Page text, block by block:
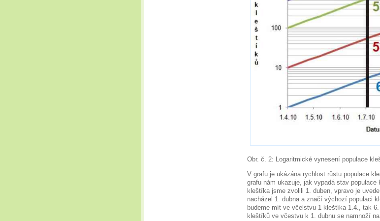
Obr. č. 2: Logaritmické vynesení populace
V grafu je ukázána rychlost růstu populace
grafu nám ukazuje, jak vypadá stav
kleštíka jsme zvolili 1. duben, vpravo je
nacházel 1. dubna a značí výchozí populaci
budeme mít ve včelstvu 1 kleštíka 1.4., tak
kleštíků ve včestvu k 1. dubnu se namnoží